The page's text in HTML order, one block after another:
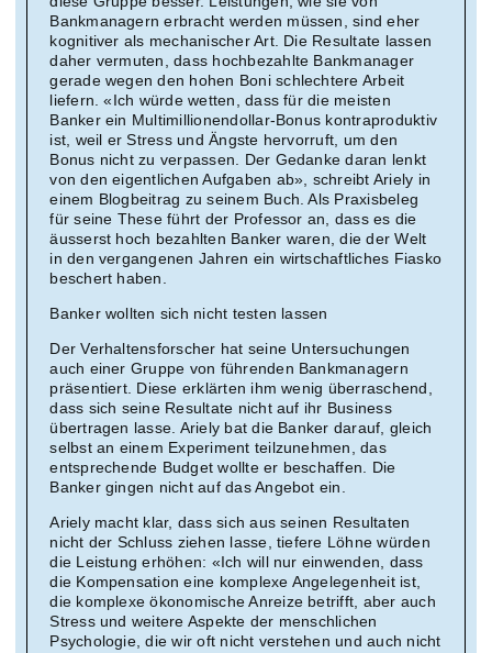
Bankmanagern erbracht werden müssen, sind eher
kognitiver als mechanischer Art. Die Resultate lassen
daher vermuten, dass hochbezahlte Bankmanager
gerade wegen den hohen Boni schlechtere Arbeit
liefern. «Ich würde wetten, dass für die meisten
Banker ein Multimillionendollar-Bonus kontraproduktiv
ist, weil er Stress und Ängste hervorruft, um den
Bonus nicht zu verpassen. Der Gedanke daran lenkt
von den eigentlichen Aufgaben ab», schreibt Ariely in
einem Blogbeitrag zu seinem Buch. Als Praxisbeleg
für seine These führt der Professor an, dass es die
äusserst hoch bezahlten Banker waren, die der Welt
in den vergangenen Jahren ein wirtschaftliches Fiasko
beschert haben.
Banker wollten sich nicht testen lassen
Der Verhaltensforscher hat seine Untersuchungen
auch einer Gruppe von führenden Bankmanagern
präsentiert. Diese erklärten ihm wenig überraschend,
dass sich seine Resultate nicht auf ihr Business
übertragen lasse. Ariely bat die Banker darauf, gleich
selbst an einem Experiment teilzunehmen, das
entsprechende Budget wollte er beschaffen. Die
Banker gingen nicht auf das Angebot ein.
Ariely macht klar, dass sich aus seinen Resultaten
nicht der Schluss ziehen lasse, tiefere Löhne würden
die Leistung erhöhen: «Ich will nur einwenden, dass
die Kompensation eine komplexe Angelegenheit ist,
die komplexe ökonomische Anreize betrifft, aber auch
Stress und weitere Aspekte der menschlichen
Psychologie, die wir oft nicht verstehen und auch nicht